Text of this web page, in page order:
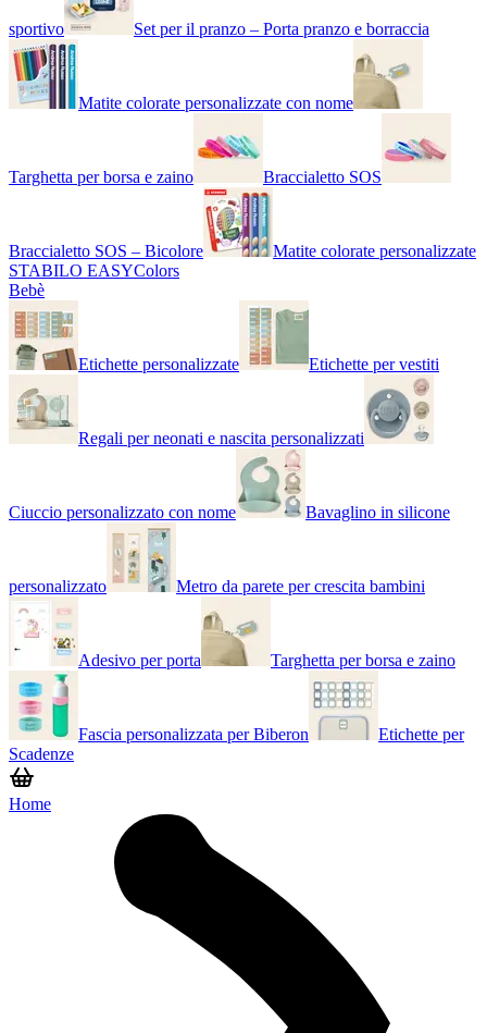
sportivo Set per il pranzo – Porta pranzo e borraccia
Matite colorate personalizzate con nome
Targhetta per borsa e zaino Braccialetto SOS
Braccialetto SOS – Bicolore
Matite colorate personalizzate
STABILO EASYColors
Bebè
Etichette personalizzate Etichette per vestiti
Regali per neonati e nascita personalizzati
Ciuccio personalizzato con nome Bavaglino in silicone
personalizzato Metro da parete per crescita bambini
Adesivo per porta Targhetta per borsa e zaino
Fascia personalizzata per Biberon
Etichette per
Scadenze
Home